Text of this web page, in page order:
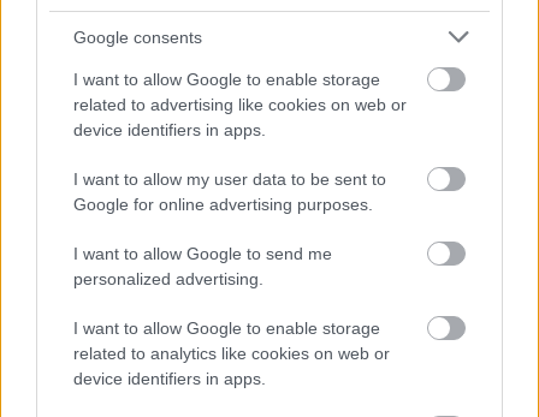
Google consents
I want to allow Google to enable storage
related to advertising like cookies on web or
device identifiers in apps.
I want to allow my user data to be sent to
Google for online advertising purposes.
I want to allow Google to send me
personalized advertising.
I want to allow Google to enable storage
related to analytics like cookies on web or
device identifiers in apps.
A teljes videót itt nézhetitek meg: